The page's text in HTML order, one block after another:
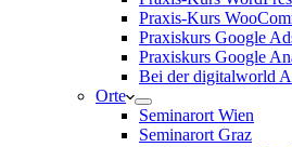
Praxis-Kurs
Praxiskurs Google
Praxiskurs Google
Bei der digitalworld
Orte
Seminarort Wien
Seminarort Graz